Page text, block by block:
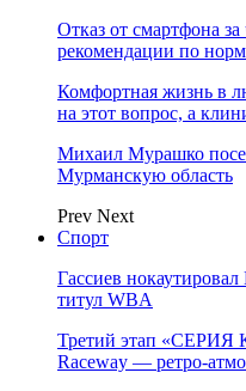
Отказ от смартфона за
рекомендации по
Комфортная жизнь в
на этот вопрос, а
Михаил Мурашко
Мурманскую область
Prev Next
Спорт
Гассиев
титул WBA
Третий этап
Raceway —